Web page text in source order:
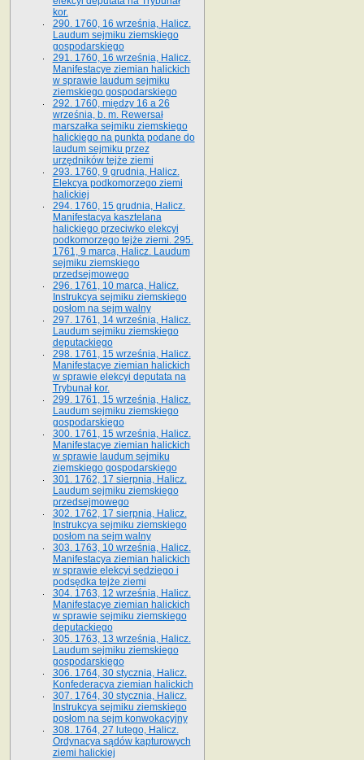
kor.
290. 1760, 16 września, Halicz.
Laudum sejmiku ziemskiego
gospodarskiego
291. 1760, 16 września, Halicz.
Manifestacye ziemian halickich
w sprawie laudum sejmiku
ziemskiego gospodarskiego
292. 1760, między 16 a 26
września, b. m. Rewersał
marszałka sejmiku ziemskiego
halickiego na punkta podane do
laudum sejmiku przez
urzędników tejże ziemi
293. 1760, 9 grudnia, Halicz.
Elekcya podkomorzego ziemi
halickiej
294. 1760, 15 grudnia, Halicz.
Manifestacya kasztelana
halickiego przeciwko elekcyi
podkomorzego tejże ziemi. 295.
1761, 9 marca, Halicz. Laudum
sejmiku ziemskiego
przedsejmowego
296. 1761, 10 marca, Halicz.
Instrukcya sejmiku ziemskiego
posłom na sejm walny
297. 1761, 14 września, Halicz.
Laudum sejmiku ziemskiego
deputackiego
298. 1761, 15 września, Halicz.
Manifestacye ziemian halickich
w sprawie elekcyi deputata na
Trybunał kor.
299. 1761, 15 września, Halicz.
Laudum sejmiku ziemskiego
gospodarskiego
300. 1761, 15 września, Halicz.
Manifestacye ziemian halickich
w sprawie laudum sejmiku
ziemskiego gospodarskiego
301. 1762, 17 sierpnia, Halicz.
Laudum sejmiku ziemskiego
przedsejmowego
302. 1762, 17 sierpnia, Halicz.
Instrukcya sejmiku ziemskiego
posłom na sejm walny
303. 1763, 10 września, Halicz.
Manifestacya ziemian halickich
w sprawie elekcyi sędziego i
podsędka tejże ziemi
304. 1763, 12 września, Halicz.
Manifestacye ziemian halickich
w sprawie sejmiku ziemskiego
deputackiego
305. 1763, 13 września, Halicz.
Laudum sejmiku ziemskiego
gospodarskiego
306. 1764, 30 stycznia, Halicz.
Konfederacya ziemian halickich
307. 1764, 30 stycznia, Halicz.
Instrukcya sejmiku ziemskiego
posłom na sejm konwokacyjny
308. 1764, 27 lutego, Halicz.
Ordynacya sądów kapturowych
ziemi halickiej